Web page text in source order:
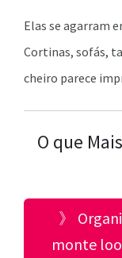
Elas se agarram
Cortinas, sofás,
cheiro parece
O que
》
monte